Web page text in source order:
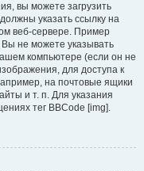
вы можете загрузить
указать ссылку на
веб-сервере. Пример
не можете указывать
компьютере (если он не
для доступа к
на почтовые ящики
и т. п. Для указания
тег BBCode [img].